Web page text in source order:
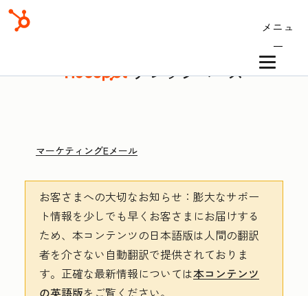
メニュ
ー
ナレッジベース
マーケティングEメール
お客さまへの大切なお知らせ ：膨大なサポー
ト情報を少しでも早くお客さまにお届けする
ため、本コンテンツの日本語版は人間の翻訳
者を介さない自動翻訳で提供されておりま
す。 正確な最新情報については本コンテンツ
の英語版をご覧ください。